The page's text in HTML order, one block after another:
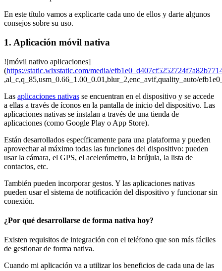
En este título vamos a explicarte cada uno de ellos y darte algunos
consejos sobre su uso.
1. Aplicación móvil nativa
![móvil nativo aplicaciones]
(https://static.wixstatic.com/media/
,al_c,q_85,usm_0.66_1.00_0.01,blur_2,enc_avif,quality_auto/
Las aplicaciones nativas se encuentran en el dispositivo y se accede
a ellas a través de íconos en la pantalla de inicio del dispositivo. Las
aplicaciones nativas se instalan a través de una tienda de
aplicaciones (como Google Play o App Store).
Están desarrollados específicamente para una plataforma y pueden
aprovechar al máximo todas las funciones del dispositivo: pueden
usar la cámara, el GPS, el acelerómetro, la brújula, la lista de
contactos, etc.
También pueden incorporar gestos. Y las aplicaciones nativas
pueden usar el sistema de notificación del dispositivo y funcionar sin
conexión.
¿Por qué desarrollarse de forma nativa hoy?
Existen requisitos de integración con el teléfono que son más fáciles
de gestionar de forma nativa.
Cuando mi aplicación va a utilizar los beneficios de cada una de las